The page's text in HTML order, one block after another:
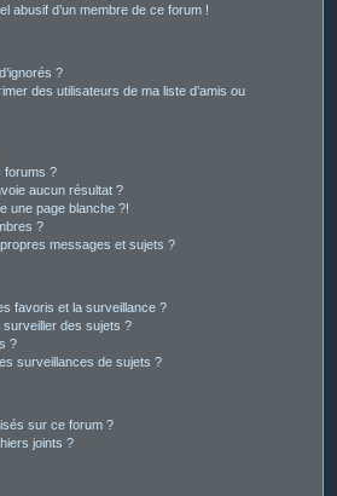
abusif d’un membre de ce forum !
?
des utilisateurs de ma liste d’amis ou
forums ?
aucun résultat ?
une page blanche ?!
?
messages et sujets ?
favoris et la surveillance ?
des sujets ?
?
surveillances de sujets ?
sur ce forum ?
joints ?